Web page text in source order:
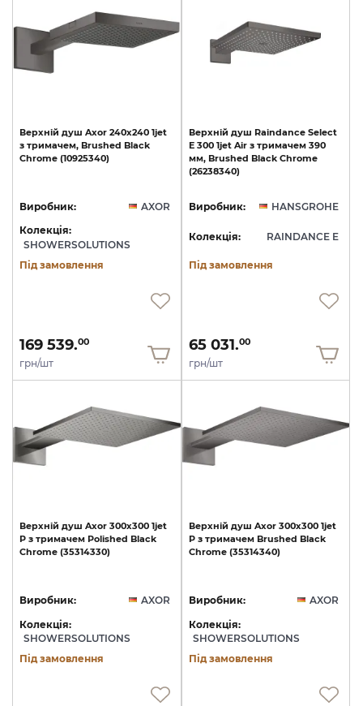
Верхній душ Axor 240х240 1jet
з тримачем, Brushed Black
Chrome (10925340)
Виробник:
AXOR
Колекція:
SHOWERSOLUTIONS
Під замовлення
169 539.00
грн/шт
Верхній душ Raindance Select
E 300 1jet Air з тримачем 390
мм, Brushed Black Chrome
(26238340)
Виробник: HANSGROHE
Колекція: RAINDANCE E
Під замовлення
65 031.00
грн/шт
Верхній душ Axor 300х300 1jet
P з тримачем Polished Black
Chrome (35314330)
Виробник:
AXOR
Колекція:
SHOWERSOLUTIONS
Під замовлення
Верхній душ Axor 300х300 1jet
P з тримачем Brushed Black
Chrome (35314340)
Виробник:
AXOR
Колекція:
SHOWERSOLUTIONS
Під замовлення